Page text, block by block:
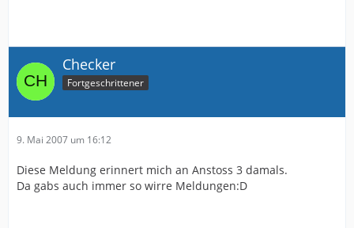
Checker
Fortgeschrittener
9. Mai 2007 um 16:12
Diese Meldung erinnert mich an Anstoss 3 damals.
Da gabs auch immer so wirre Meldungen:D